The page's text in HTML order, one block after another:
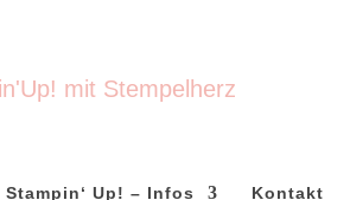
Stampin‘ Up! – Infos Kontakt